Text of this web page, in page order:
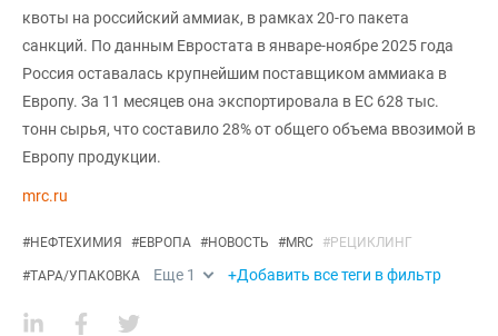
квоты на российский аммиак, в рамках 20-го пакета
санкций. По данным Евростата в январе-ноябре 2025 года
Россия оставалась крупнейшим поставщиком аммиака в
Европу. За 11 месяцев она экспортировала в ЕС 628 тыс.
тонн сырья, что составило 28% от общего объема ввозимой в
Европу продукции.
mrc.ru
#НЕФТЕХИМИЯ #ЕВРОПА #НОВОСТЬ #MRC #РЕЦИКЛИНГ
#ТАРА/УПАКОВКА Еще 1 +Добавить все теги в фильтр